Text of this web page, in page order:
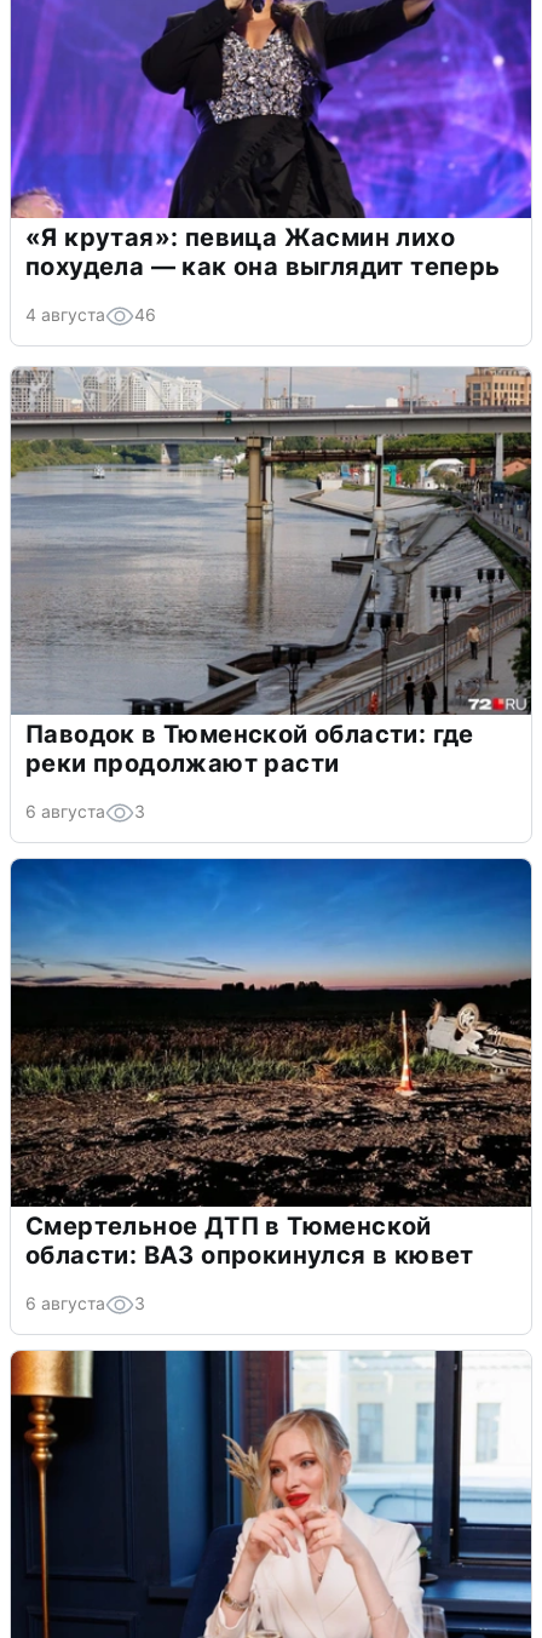
«Я крутая»: певица Жасмин лихо
похудела — как она выглядит теперь
4 августа 46
Паводок в Тюменской области: где
реки продолжают расти
6 августа 3
Смертельное ДТП в Тюменской
области: ВАЗ опрокинулся в кювет
6 августа 3